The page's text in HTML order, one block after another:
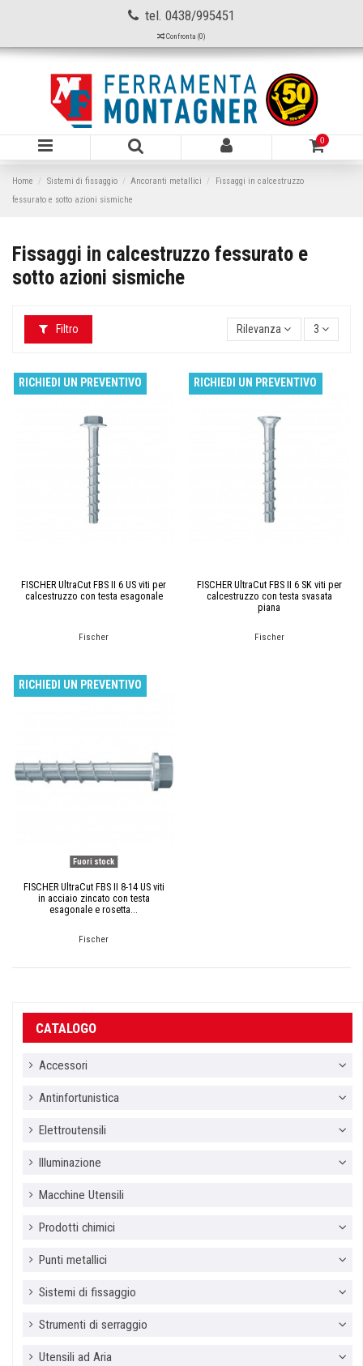
tel. 0438/995451
Confronta (0)
0
Home Sistemi di fissaggio Ancoranti metallici
Fissaggi in calcestruzzo
fessurato e sotto azioni sismiche
Fissaggi in calcestruzzo fessurato e
sotto azioni sismiche
Filtro Rilevanza 3
RICHIEDI UN PREVENTIVO
FISCHER UltraCut FBS II 6 US viti per
calcestruzzo con testa esagonale
Fischer
RICHIEDI UN PREVENTIVO
FISCHER UltraCut FBS II 6 SK viti per
calcestruzzo con testa svasata
piana
Fischer
RICHIEDI UN PREVENTIVO
Fuori stock
FISCHER UltraCut FBS II 8-14 US viti
in acciaio zincato con testa
esagonale e rosetta...
Fischer
CATALOGO
Accessori
Antinfortunistica
Elettroutensili
Illuminazione
Macchine Utensili
Prodotti chimici
Punti metallici
Sistemi di fissaggio
Strumenti di serraggio
Utensili ad Aria